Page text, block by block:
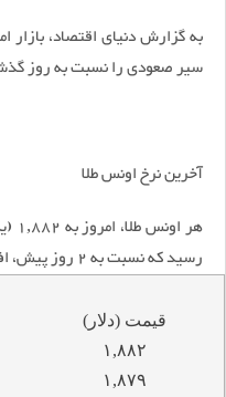
به گزارش دنیای اقتصاد، بازار
سیر صعودی را نسبت به روز
آخرین نرخ اونس طلا
رسید که نسبت به 2 روز پیش، افزایش 0.17 درصدی داشته است.
قیمت (دلار)
۱,۸۸۲
۱,۸۷۹